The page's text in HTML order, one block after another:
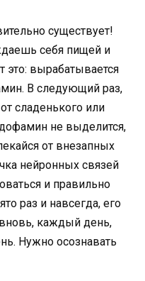
существует!
себя пищей и
это: вырабатывается
В следующий раз,
сладенького или
не выделится,
от внезапных
нейронных связей
и правильно
раз и навсегда, его
каждый день,
Нужно осознавать